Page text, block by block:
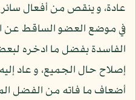
عادة، و ينقص من أفعال سائر
في موضع العضو الساقط عن
الفاسدة بفضل ما ادخره
إصلاح حال الجميع، و عاد
أضعاف ما فاته من الفضل